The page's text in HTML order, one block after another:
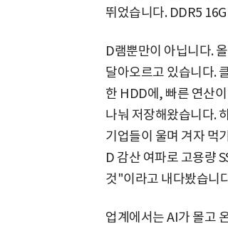
뛰었습니다. DDR5
D램뿐만이 아닙니다.
달아오르고 있습니다.
한 HDD에, 빠른 연산
나눠 저장해왔습니다.
기업들이 울며 겨자 먹
D 감산 여파로 고용량
것"이라고 내다봤습니
업계에서는 AI가 몰고